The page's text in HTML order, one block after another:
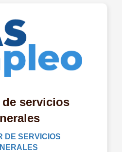
COLOMBIA LIMITADA
servicios
DE SERVICIOS